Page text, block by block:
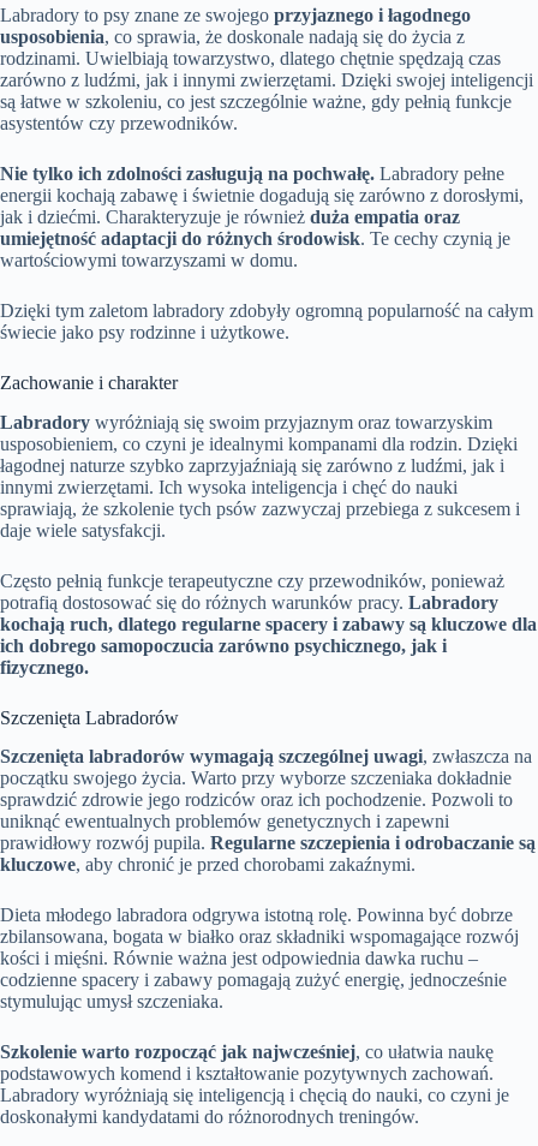
Labradory to psy znane ze swojego przyjaznego i łagodnego
usposobienia, co sprawia, że doskonale nadają się do życia z
rodzinami. Uwielbiają towarzystwo, dlatego chętnie spędzają czas
zarówno z ludźmi, jak i innymi zwierzętami. Dzięki swojej inteligencji
są łatwe w szkoleniu, co jest szczególnie ważne, gdy pełnią funkcje
asystentów czy przewodników.
Nie tylko ich zdolności zasługują na pochwałę. Labradory pełne
energii kochają zabawę i świetnie dogadują się zarówno z dorosłymi,
jak i dziećmi. Charakteryzuje je również duża empatia oraz
umiejętność adaptacji do różnych środowisk. Te cechy czynią je
wartościowymi towarzyszami w domu.
Dzięki tym zaletom labradory zdobyły ogromną popularność na całym
świecie jako psy rodzinne i użytkowe.
Zachowanie i charakter
Labradory wyróżniają się swoim przyjaznym oraz towarzyskim
usposobieniem, co czyni je idealnymi kompanami dla rodzin. Dzięki
łagodnej naturze szybko zaprzyjaźniają się zarówno z ludźmi, jak i
innymi zwierzętami. Ich wysoka inteligencja i chęć do nauki
sprawiają, że szkolenie tych psów zazwyczaj przebiega z sukcesem i
daje wiele satysfakcji.
Często pełnią funkcje terapeutyczne czy przewodników, ponieważ
potrafią dostosować się do różnych warunków pracy. Labradory
kochają ruch, dlatego regularne spacery i zabawy są kluczowe dla
ich dobrego samopoczucia zarówno psychicznego, jak i
fizycznego.
Szczenięta Labradorów
Szczenięta labradorów wymagają szczególnej uwagi, zwłaszcza na
początku swojego życia. Warto przy wyborze szczeniaka dokładnie
sprawdzić zdrowie jego rodziców oraz ich pochodzenie. Pozwoli to
uniknąć ewentualnych problemów genetycznych i zapewni
prawidłowy rozwój pupila. Regularne szczepienia i odrobaczanie są
kluczowe, aby chronić je przed chorobami zakaźnymi.
Dieta młodego labradora odgrywa istotną rolę. Powinna być dobrze
zbilansowana, bogata w białko oraz składniki wspomagające rozwój
kości i mięśni. Równie ważna jest odpowiednia dawka ruchu –
codzienne spacery i zabawy pomagają zużyć energię, jednocześnie
stymulując umysł szczeniaka.
Szkolenie warto rozpocząć jak najwcześniej, co ułatwia naukę
podstawowych komend i kształtowanie pozytywnych zachowań.
Labradory wyróżniają się inteligencją i chęcią do nauki, co czyni je
doskonałymi kandydatami do różnorodnych treningów.